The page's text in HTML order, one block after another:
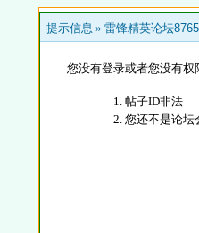
提示信息 » 雷锋精英论坛
您没有登录或者您没有
帖子ID非法
您还不是论坛